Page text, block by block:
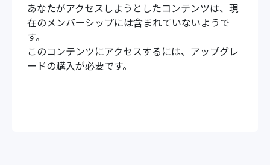
あなたがアクセスしようとしたコンテンツは、現
在のメンバーシップには含まれていないようで
す。
このコンテンツにアクセスするには、アップグレ
ードの購入が必要です。